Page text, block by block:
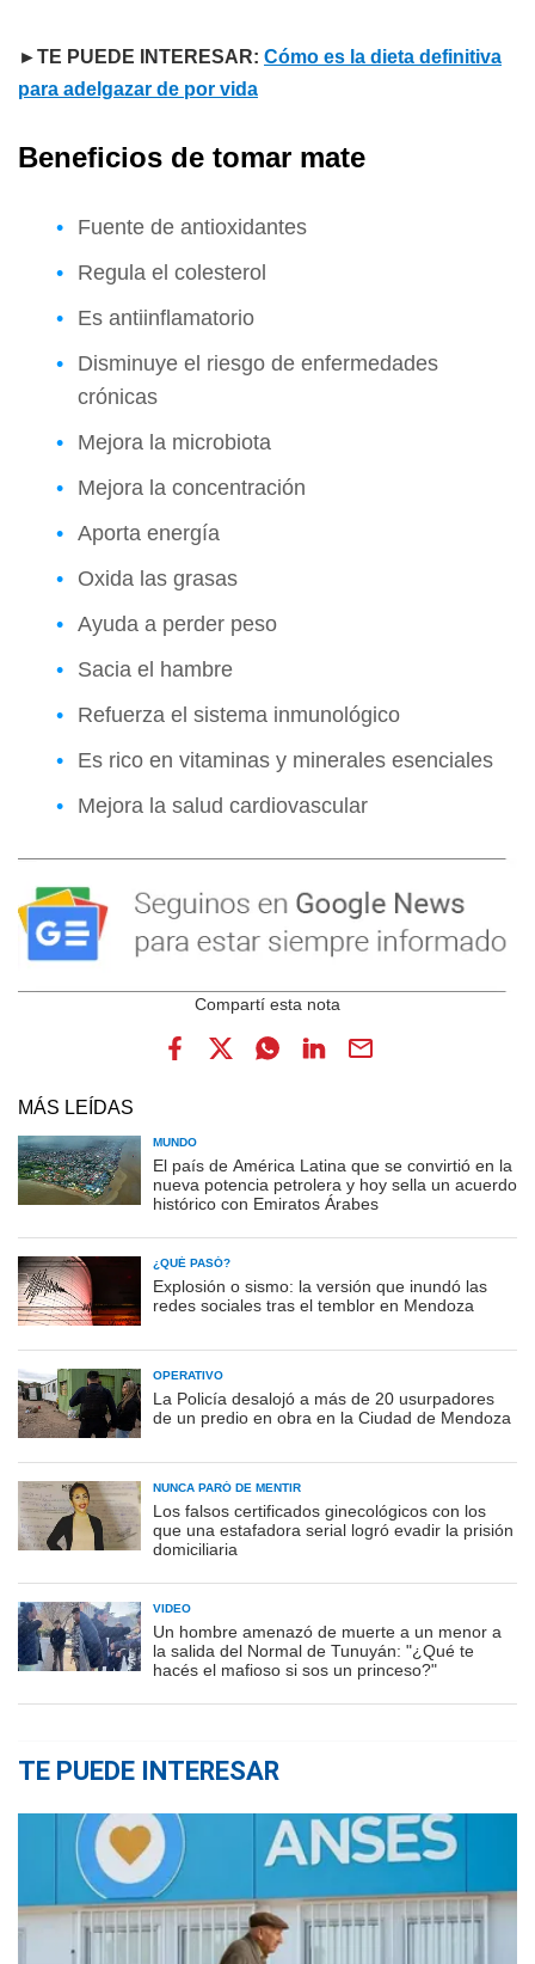
►TE PUEDE INTERESAR: Cómo es la dieta definitiva
para adelgazar de por vida
Beneficios de tomar mate
Fuente de antioxidantes
Regula el colesterol
Es antiinflamatorio
Disminuye el riesgo de enfermedades
crónicas
Mejora la microbiota
Mejora la concentración
Aporta energía
Oxida las grasas
Ayuda a perder peso
Sacia el hambre
Refuerza el sistema inmunológico
Es rico en vitaminas y minerales esenciales
Mejora la salud cardiovascular
MÁS LEÍDAS
MUNDO
El país de América Latina que se convirtió en la
nueva potencia petrolera y hoy sella un acuerdo
histórico con Emiratos Árabes
¿QUÉ PASÓ?
Explosión o sismo: la versión que inundó las
redes sociales tras el temblor en Mendoza
OPERATIVO
La Policía desalojó a más de 20 usurpadores
de un predio en obra en la Ciudad de Mendoza
NUNCA PARÓ DE MENTIR
Los falsos certificados ginecológicos con los
que una estafadora serial logró evadir la prisión
domiciliaria
VIDEO
Un hombre amenazó de muerte a un menor a
la salida del Normal de Tunuyán: "¿Qué te
hacés el mafioso si sos un princeso?"
TE PUEDE INTERESAR